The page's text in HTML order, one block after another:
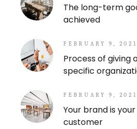
The long-term
achieved
FEBRUARY 9, 2021
Process of giving
specific
FEBRUARY 9, 2021
Your brand is
customer